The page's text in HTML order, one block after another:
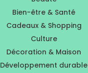
Bien-être & Santé
Cadeaux & Shopping
Culture
Décoration & Maison
Développement durable